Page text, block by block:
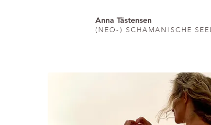
Anna Tästensen
(NEO-) SCHAMANISCHE